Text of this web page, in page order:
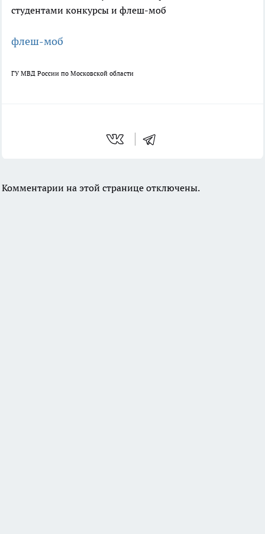
флеш-моб
ГУ МВД России по Московской области
Комментарии на этой странице отключены.